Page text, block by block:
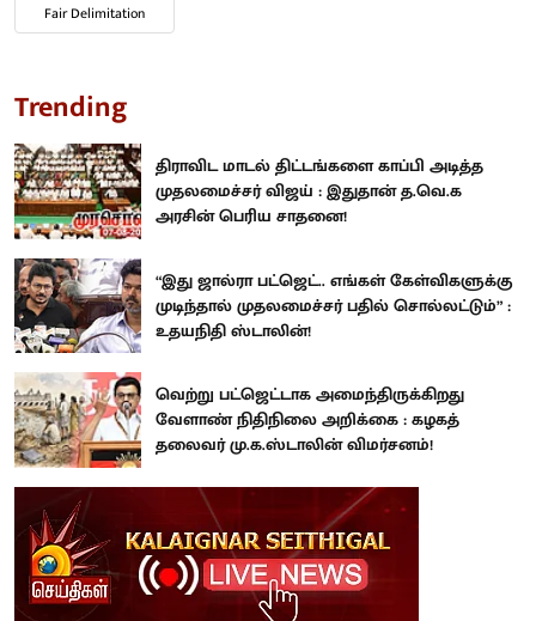
Fair Delimitation
Trending
திராவிட மாடல் திட்டங்களை காப்பி அடித்த
முதலமைச்சர் விஜய் : இதுதான் த.வெ.க
அரசின் பெரிய சாதனை!
“இது ஜால்ரா பட்ஜெட்.. எங்கள் கேள்விகளுக்கு
முடிந்தால் முதலமைச்சர் பதில் சொல்லட்டும்” :
உதயநிதி ஸ்டாலின்!
வெற்று பட்ஜெட்டாக அமைந்திருக்கிறது
வேளாண் நிதிநிலை அறிக்கை : கழகத்
தலைவர் மு.க.ஸ்டாலின் விமர்சனம்!